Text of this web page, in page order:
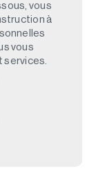
vous
à
vous
services.